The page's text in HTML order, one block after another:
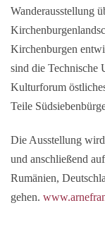
Wanderausstellung
Kirchenburgen
sind die Technische
Kulturforum
Teile
Die Ausstellung
und anschließend
Rumänien,
gehen.